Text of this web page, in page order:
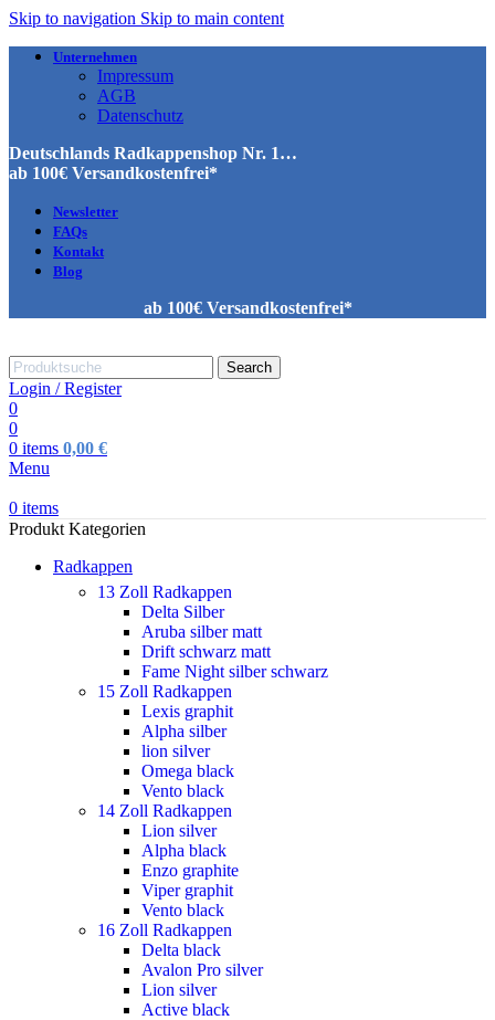
Skip to navigation Skip to main content
Unternehmen
Impressum
AGB
Datenschutz
Deutschlands Radkappenshop Nr. 1…
ab 100€ Versandkostenfrei*
Newsletter
FAQs
Kontakt
Blog
ab 100€ Versandkostenfrei*
Search
Login / Register
0
0
0 items 0,00 €
Menu
0 items
Produkt Kategorien
Radkappen
13 Zoll Radkappen
Delta Silber
Aruba silber matt
Drift schwarz matt
Fame Night silber schwarz
15 Zoll Radkappen
Lexis graphit
Alpha silber
lion silver
Omega black
Vento black
14 Zoll Radkappen
Lion silver
Alpha black
Enzo graphite
Viper graphit
Vento black
16 Zoll Radkappen
Delta black
Avalon Pro silver
Lion silver
Active black